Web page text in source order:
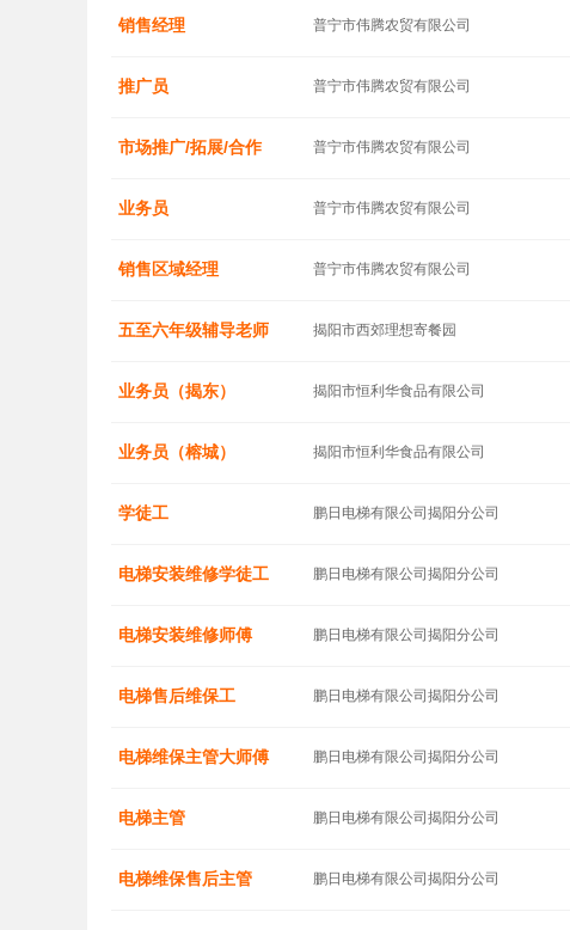
销售经理 普宁市伟腾农贸有限公司
推广员 普宁市伟腾农贸有限公司
市场推广/拓展/合作 普宁市伟腾农贸有限公司
业务员 普宁市伟腾农贸有限公司
销售区域经理 普宁市伟腾农贸有限公司
五至六年级辅导老师 揭阳市西郊理想寄餐园
业务员（揭东） 揭阳市恒利华食品有限公司
业务员（榕城） 揭阳市恒利华食品有限公司
学徒工 鹏日电梯有限公司揭阳分公司
电梯安装维修学徒工 鹏日电梯有限公司揭阳分公司
电梯安装维修师傅 鹏日电梯有限公司揭阳分公司
电梯售后维保工 鹏日电梯有限公司揭阳分公司
电梯维保主管大师傅 鹏日电梯有限公司揭阳分公司
电梯主管 鹏日电梯有限公司揭阳分公司
电梯维保售后主管 鹏日电梯有限公司揭阳分公司